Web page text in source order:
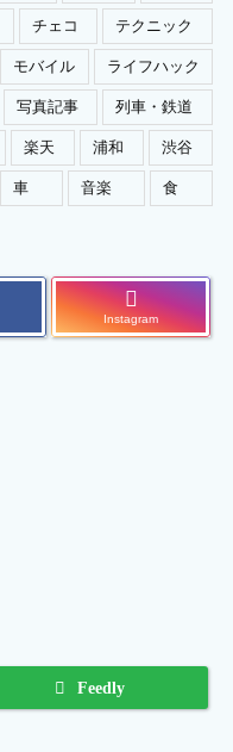
チェコ
テクニック
モバイル
ライフハック
写真記事
列車・鉄道
楽天 浦和
渋谷
車 音楽 食
Instagram
Feedly